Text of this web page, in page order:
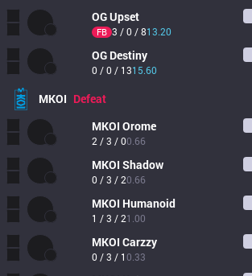
OGUpset
FB 3 / 0 / 813.20
OG Destiny
0 / 0 / 1315.60
MKOI Defeat
MKOI Orome
2 / 3 / 00.66
MKOI Shadow
0 / 3 / 20.66
MKOI Humanoid
1 / 3 / 21.00
MKOI Carzzy
0 / 3 / 10.33